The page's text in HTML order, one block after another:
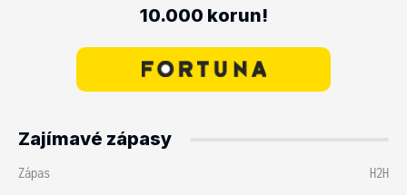
10.000 korun!
Zajímavé zápasy
Zápas
H2H